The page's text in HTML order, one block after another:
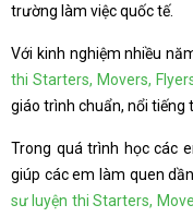
trường làm việc quốc tế.
Với kinh nghiệm nhiều
thi Starters, Movers,
giáo trình chuẩn, nổi tiếng
Trong quá trình học các
giúp các em làm quen
sư luyện thi Starters,